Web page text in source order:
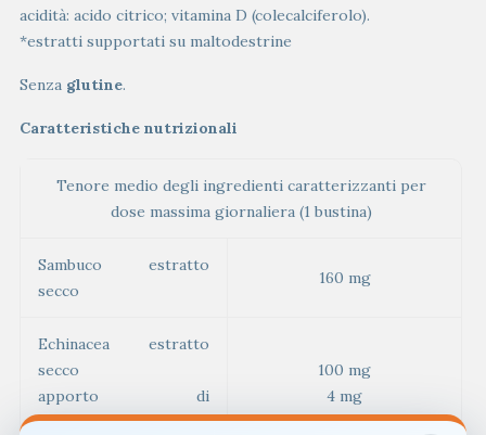
acidità: acido citrico; vitamina D (colecalciferolo).
*estratti supportati su maltodestrine
Senza glutine.
Caratteristiche nutrizionali
Tenore medio degli ingredienti caratterizzanti per
dose massima giornaliera (1 bustina)
Sambuco estratto
secco
160 mg
Echinacea estratto
secco
apporto di
echinacoside
100 mg
4 mg